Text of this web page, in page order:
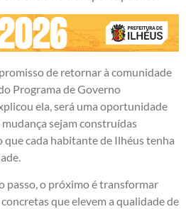
de retornar à comunidade
Programa de Governo
ela, será uma oportunidade
sejam construídas
cada habitante de Ilhéus tenha
passo, o próximo é transformar
que elevem a qualidade de